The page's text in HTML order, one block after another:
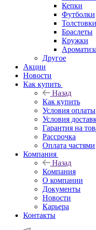
Кепки
Футболки
Толстовки
Браслеты
Кружки
Другое
Акции
Новости
Как купить
Назад
Как купить
Условия оплаты
Условия
Гарантия на
Рассрочка
Оплата частями
Компания
Назад
Компания
О компании
Документы
Новости
Карьера
Контакты